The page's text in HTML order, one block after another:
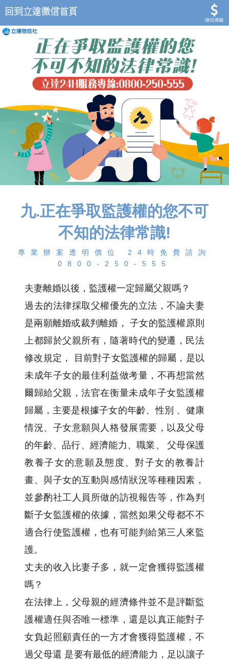
徵信價錢
九.正在爭取監護權的您不可
不知的法律常識!
專業辦案透明價位 24時免費諮詢
0800-250-555
夫妻離婚以後，監護權一定歸屬父親嗎？
過去的法律採取父權優先的立法，不論夫妻
是兩願離婚或裁判離婚， 子女的監護權原則
上都歸於父親所有，隨著時代的變遷，民法
修改規定， 目前對子女監護權的歸屬，是以
未成年子女的最佳利益做考量，不再想當然
爾歸給父親，法官在衡量未成年子女監護權
歸屬，主要是根據子女的年齡、性別 、健康
情況、子女意願與人格發展需要，以及父母
的年齡、品行、經濟能力、職業、 父母保護
教養子女的意願及態度、對子女的教養計
畫、與子女的互動與感情狀況等種種因素，
並參酌社工人員所做的訪視報告等，作為判
斷子女監護權的依據，當然如果父母都不不
適合行使監護權，也有可能判給第三人來監
護。
丈夫的收入比妻子多，就一定會獲得監護權
嗎？
在法律上，父母親的經濟條件並不是評斷監
護權適任與否唯一標準，還是以真正能對子
女負起照顧責任的一方才會獲得監護權，不
過父母還 是要有最低的經濟能力，足以讓子